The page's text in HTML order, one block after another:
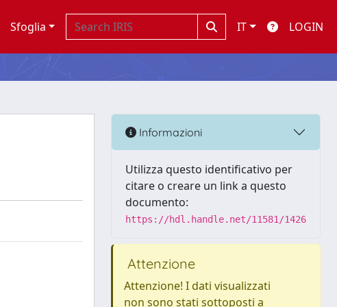
Sfoglia IT LOGIN
Informazioni
Utilizza questo identificativo per
citare o creare un link a questo
documento:
https://hdl.handle.net/11581/1426
Attenzione
Attenzione! I dati visualizzati
non sono stati sottoposti a